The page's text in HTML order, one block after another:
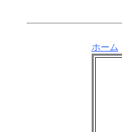
ホーム